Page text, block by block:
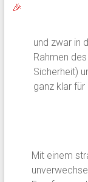
und zwar in
Rahmen
Sicherheit)
ganz klar
Mit einem